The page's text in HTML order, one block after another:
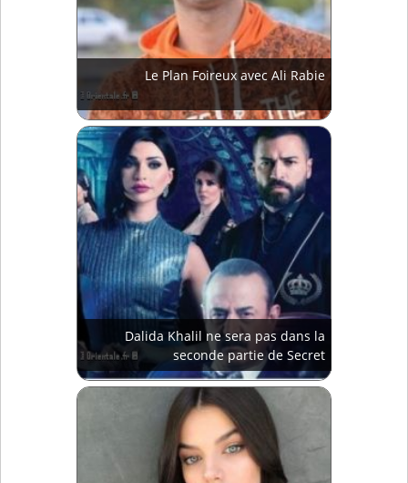
Le Plan Foireux avec Ali Rabie
Dalida Khalil ne sera pas dans la
seconde partie de Secret